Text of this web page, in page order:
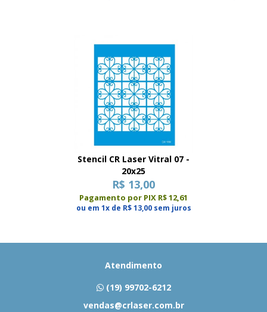
Stencil CR Laser Vitral 07 -
20x25
R$ 13,00
Pagamento por PIX R$ 12,61
ou em 1x de R$ 13,00 sem juros
Atendimento
(19) 99702-6212
vendas@crlaser.com.br